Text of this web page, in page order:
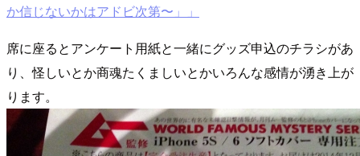
か信じないかはアドビ次第〜」」
席に座るとアンケート用紙と一緒にグッズ申込のチラシがあ
り、怪しいとか商魂たくましいとかいろんな感情が湧き上が
ります。